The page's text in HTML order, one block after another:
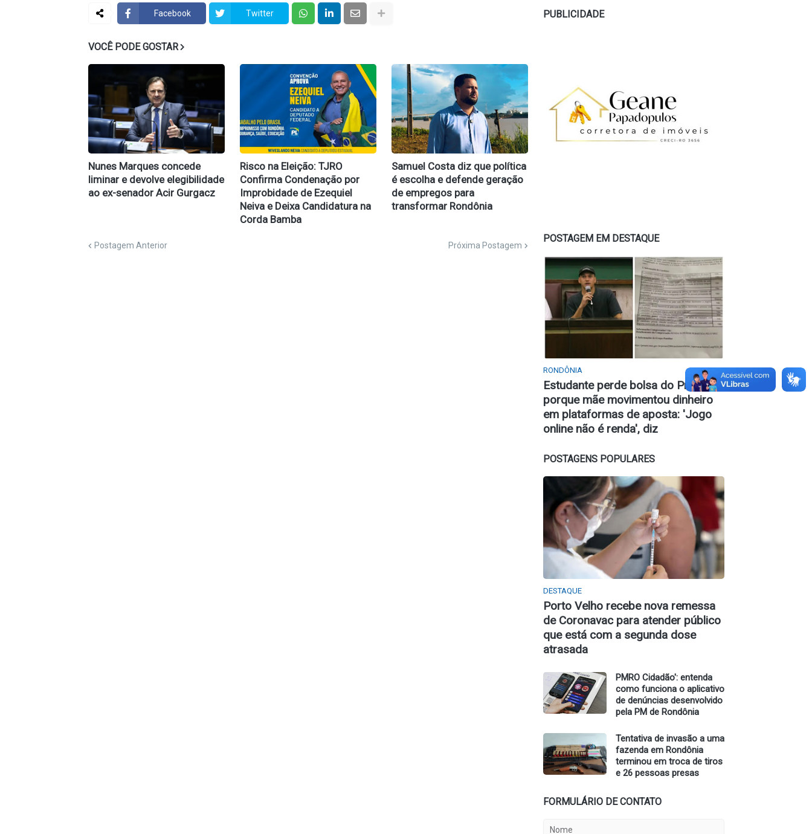
Facebook Twitter
VOCÊ PODE GOSTAR
Nunes Marques concede
liminar e devolve elegibilidade
ao ex-senador Acir Gurgacz
Risco na Eleição: TJRO
Confirma Condenação por
Improbidade de Ezequiel
Neiva e Deixa Candidatura na
Corda Bamba
Samuel Costa diz que política
é escolha e defende geração
de empregos para
transformar Rondônia
Postagem Anterior Próxima Postagem
PUBLICIDADE
POSTAGEM EM DESTAQUE
RONDÔNIA
Estudante perde bolsa do Prouni
porque mãe movimentou dinheiro
em plataformas de aposta: 'Jogo
online não é renda', diz
POSTAGENS POPULARES
DESTAQUE
Porto Velho recebe nova remessa
de Coronavac para atender público
que está com a segunda dose
atrasada
PMRO Cidadão': entenda
como funciona o aplicativo
de denúncias desenvolvido
pela PM de Rondônia
Tentativa de invasão a uma
fazenda em Rondônia
terminou em troca de tiros
e 26 pessoas presas
FORMULÁRIO DE CONTATO